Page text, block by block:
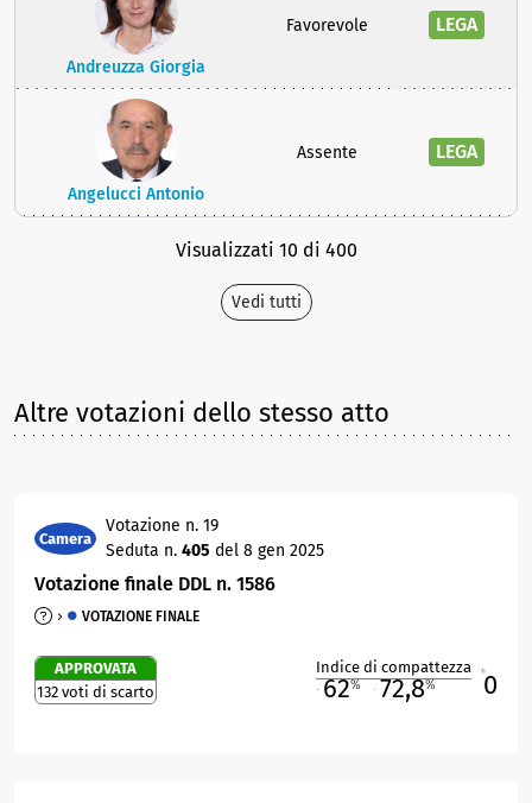
Andreuzza Giorgia
Favorevole LEGA
Angelucci Antonio
Assente LEGA
Visualizzati 10 di 400
Vedi tutti
Altre votazioni dello stesso atto
Camera
Votazione n. 19
Seduta n. 405 del 8 gen 2025
Votazione finale DDL n. 1586
VOTAZIONE FINALE
APPROVATA
132 voti di scarto
Indice di compattezza
62% 72,8% 0